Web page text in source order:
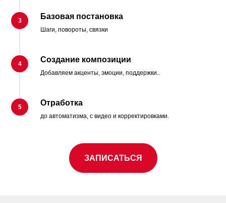
Базовая постановка
Шаги, повороты, связки
Создание композиции
Добавляем акценты, эмоции, поддержки..
Отработка
до автоматизма, с видео и корректировками.
ЗАПИСАТЬСЯ